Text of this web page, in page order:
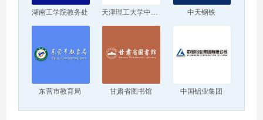
湖南工学院教务处 天津理工大学中环信息学院 中天钢铁
东营市教育局 甘肃省图书馆 中国铝业集团